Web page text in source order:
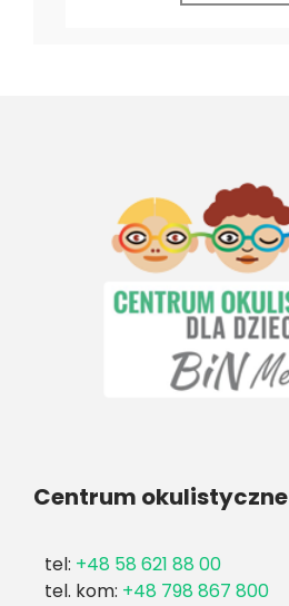
Centrum okulistyczne
tel: +48 58 621 88 00
tel. kom: +48 798 867 800